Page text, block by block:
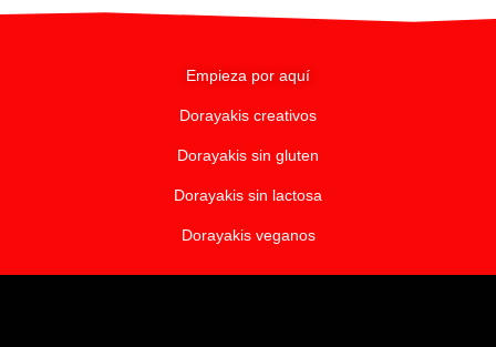
Empieza por aquí
Dorayakis creativos
Dorayakis sin gluten
Dorayakis sin lactosa
Dorayakis veganos